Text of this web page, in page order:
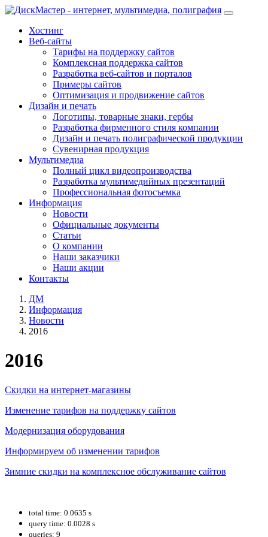
Хостинг
Веб-сайты
Тарифы на поддержку сайтов
Комплексная поддержка сайтов
Разработка веб-сайтов и порталов
Примеры сайтов
Оптимизация и продвижение сайтов
Дизайн и печать
Логотипы, товарные знаки, гербы
Разработка фирменного стиля компании
Дизайн и печать полиграфической продукции
Сувенирная продукция
Мультимедиа
Полный цикл видеопроизводства
Разработка мультимедийных презентаций
Профессиональная фотосъемка
Информация
Новости
Официальные документы
Статьи
О компании
Наши заказчики
Наши акции
Контакты
ДМ
Информация
Новости
2016
2016
Скидки на интернет-магазины
Изменение тарифов на поддержку сайтов
Модернизация оборудования
Информируем об изменении тарифов
Зимние скидки на комплексное обслуживание сайтов
total time: 0.0635 s
query time: 0.0028 s
queries: 9